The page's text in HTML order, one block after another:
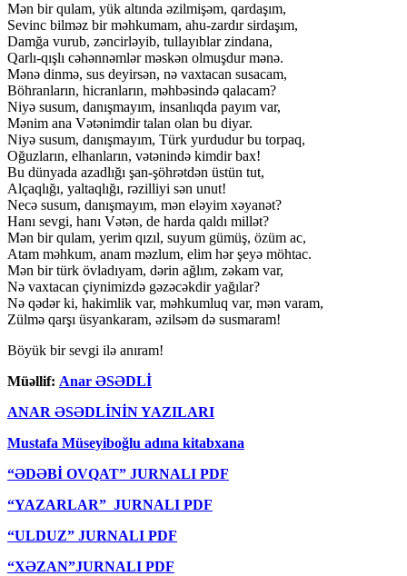
Mən bir qulam, yük altında əzilmişəm, qardaşım,
Sevinc bilməz bir məhkumam, ahu-zardır sirdaşım,
Damğa vurub, zəncirləyib, tullayıblar zindana,
Qarlı-qışlı cəhənnəmlər məskən olmuşdur mənə.
Mənə dinmə, sus deyirsən, nə vaxtacan susacam,
Böhranların, hicranların, məhbəsində qalacam?
Niyə susum, danışmayım, insanlıqda payım var,
Mənim ana Vətənimdir talan olan bu diyar.
Niyə susum, danışmayım, Türk yurdudur bu torpaq,
Oğuzların, elhanların, vətənində kimdir bax!
Bu dünyada azadlığı şan-şöhrətdən üstün tut,
Alçaqlığı, yaltaqlığı, rəzilliyi sən unut!
Necə susum, danışmayım, mən eləyim xəyanət?
Hanı sevgi, hanı Vətən, de harda qaldı millət?
Mən bir qulam, yerim qızıl, suyum gümüş, özüm ac,
Atam məhkum, anam məzlum, elim hər şeyə möhtac.
Mən bir türk övladıyam, dərin ağlım, zəkam var,
Nə vaxtacan çiynimizdə gəzəcəkdir yağılar?
Nə qədər ki, hakimlik var, məhkumluq var, mən varam,
Zülmə qarşı üsyankaram, əzilsəm də susmaram!
Böyük bir sevgi ilə anıram!
Müəllif: Anar ƏSƏDLİ
ANAR ƏSƏDLİNİN YAZILARI
Mustafa Müseyiboğlu adına kitabxana
“ƏDƏBİ OVQAT” JURNALI PDF
“YAZARLAR” JURNALI PDF
“ULDUZ” JURNALI PDF
“XƏZAN”JURNALI PDF